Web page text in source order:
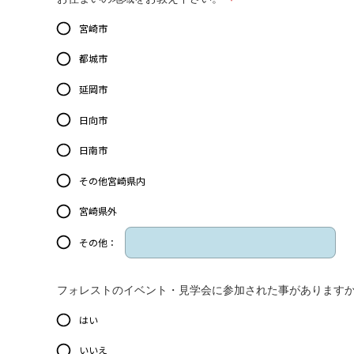
宮崎市
都城市
延岡市
日向市
日南市
その他宮崎県内
宮崎県外
その他：
フォレストのイベント・見学会に参加された事があります
はい
いいえ